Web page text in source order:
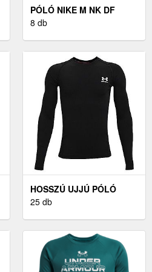
PÓLÓ NIKE M NK DF
STRP DVSN V JSY SS
8 db
HOSSZÚ UJJÚ PÓLÓ
UNDER ARMOUR UA HG
25 db